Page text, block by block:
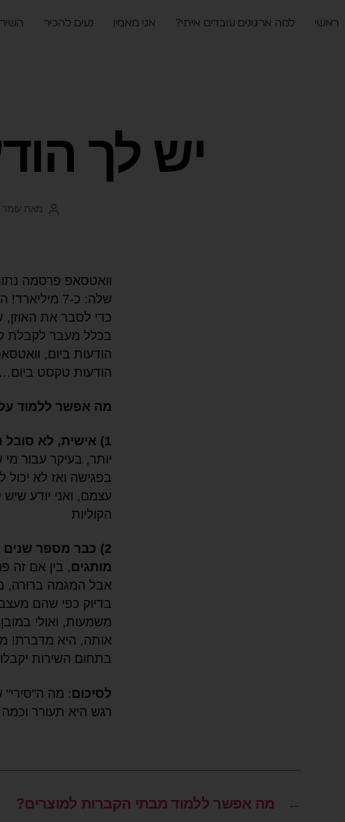
ראשי למה ארגונים עובדים איתי? אני מאמין נעים להכיר
יש לך
מאת עומר
וואטסאפ פרסמה
שלה: כ-7
הודעות טקסט ביום….
מה אפשר ללמוד על
1) אישית, לא סובל הודעות קוליות.
יותר, בעיקר עבור
בפגישה ואז לא
עצמם, ואני יודע שיש
הקוליות
2) כבר מספר שנים
מותגים, בין אם זה
אבל המגמה ברורה,
בדיוק כפי שהם
משמעות, ואולי
אותה, היא מדברת!
בתחום השירות
לסיכום: מה ה"סירי"
רגש היא תעורר וכמה
← מה אפשר ללמוד מבתי הקברות למוצרים?